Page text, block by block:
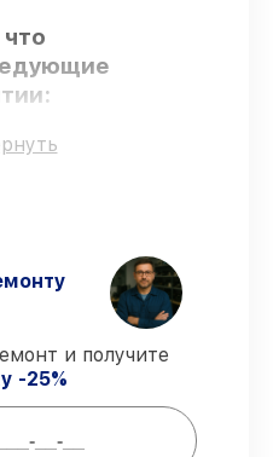
обучение и
что
мастерства.
работ без
–
и получите
-25%